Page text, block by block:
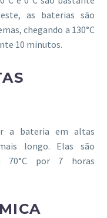
as baterias são
chegando a 130°C
10 minutos.
a bateria em altas
longo. Elas são
70°C por 7 horas